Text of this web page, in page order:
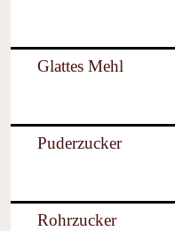
Glattes Mehl
Puderzucker
Rohrzucker